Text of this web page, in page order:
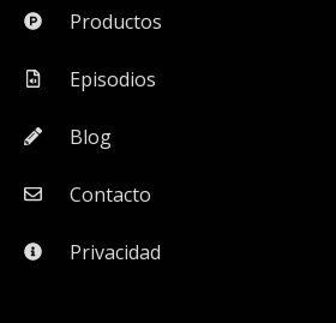
Productos
Episodios
Blog
Contacto
Privacidad